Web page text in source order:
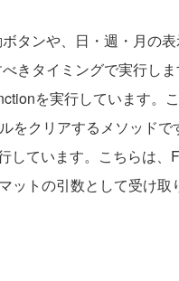
タンや、日・週・月の
きタイミングで実行し
を実行しています。こ
をクリアするメソッドで
しています。こちらは、
ットの引数として受け取